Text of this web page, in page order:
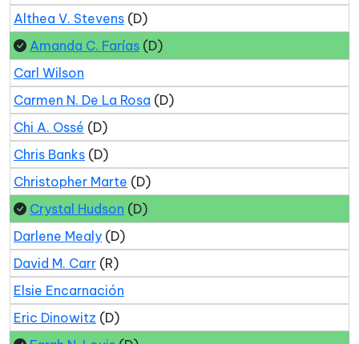
Althea V. Stevens (D)
Amanda C. Farías (D)
Carl Wilson
Carmen N. De La Rosa (D)
Chi A. Ossé (D)
Chris Banks (D)
Christopher Marte (D)
Crystal Hudson (D)
Darlene Mealy (D)
David M. Carr (R)
Elsie Encarnación
Eric Dinowitz (D)